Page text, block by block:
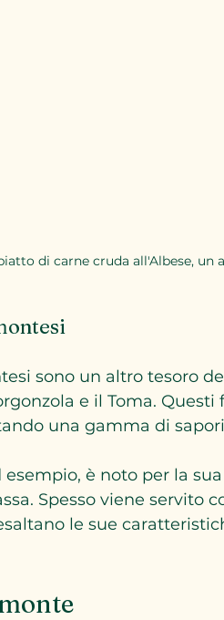
di carne cruda all'Albese,
sono un altro tesoro
e il Toma.
una gamma di
esempio, è noto per la
Spesso viene servito
le sue